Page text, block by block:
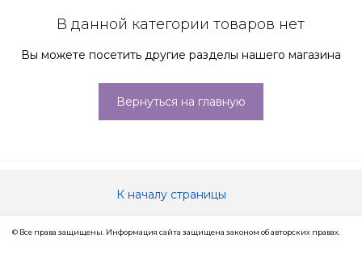
В данной категории товаров нет
Вы можете посетить другие разделы нашего магазина
Вернуться на главную
К началу страницы
© Все права защищены. Информация сайта защищена законом об авторских правах.